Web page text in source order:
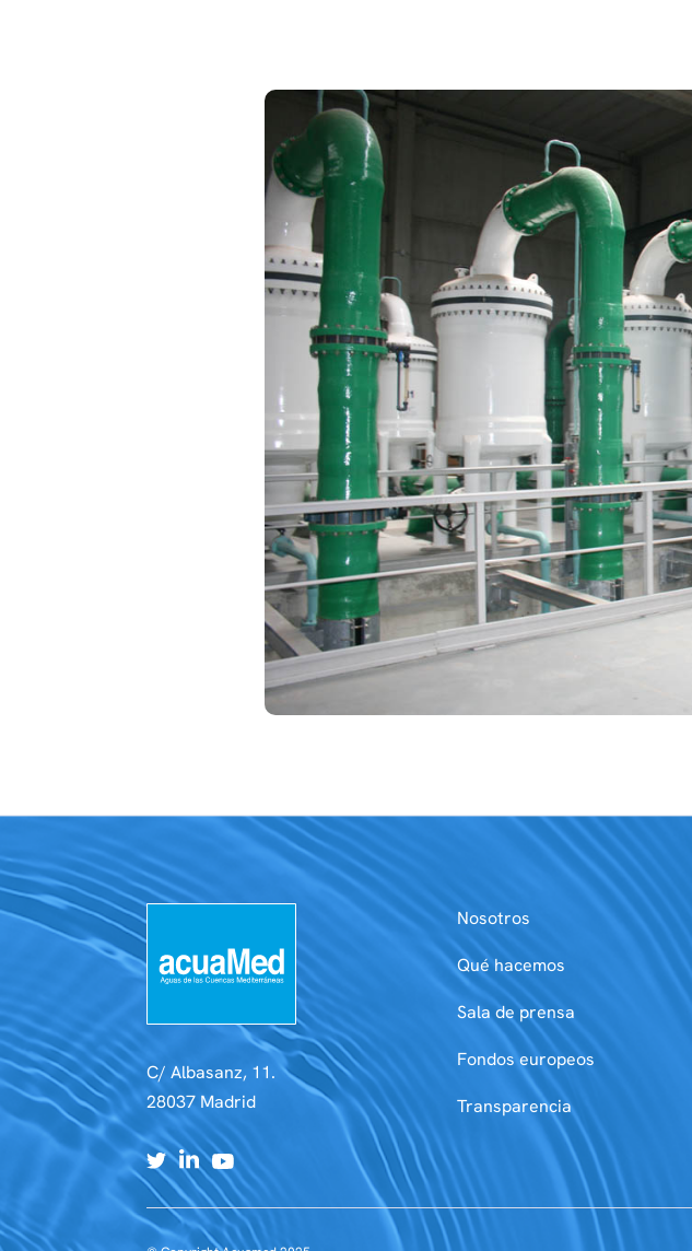
C/ Albasanz, 11.
28037 Madrid
Nosotros
Qué hacemos
Sala de prensa
Fondos europeos
Transparencia